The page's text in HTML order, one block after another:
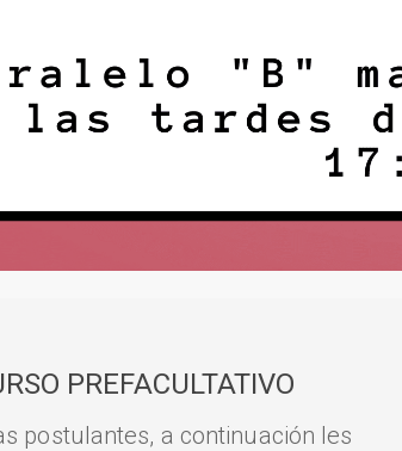
PREFACULTATIVO
postulantes, a continuación les